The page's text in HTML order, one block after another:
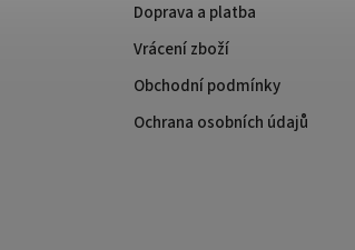
Doprava a platba
Vrácení zboží
Obchodní podmínky
Ochrana osobních údajů